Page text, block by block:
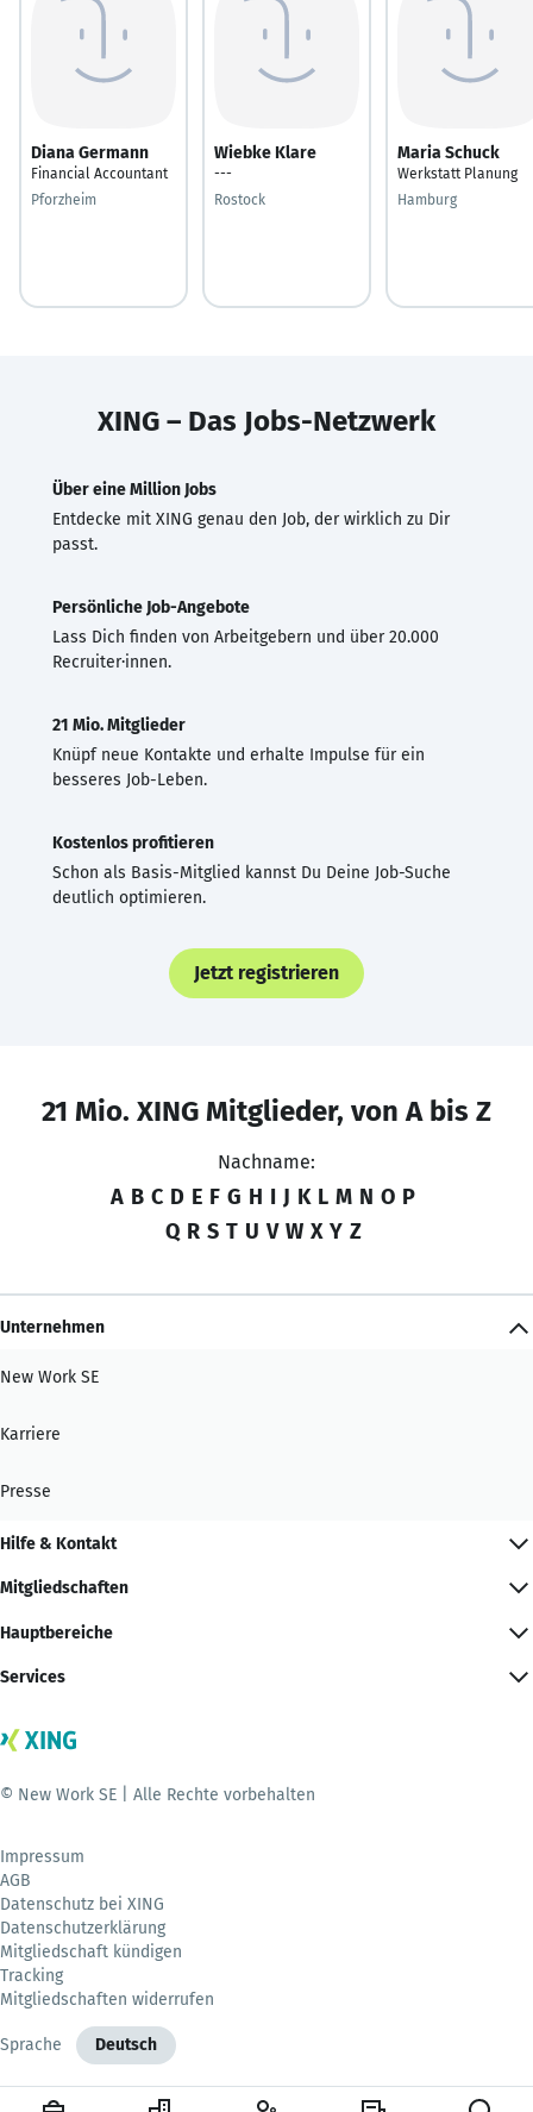
Diana Germann
Financial Accountant
Pforzheim
Wiebke Klare
---
Rostock
Maria Schuck
Werkstatt Planung
Hamburg
XING – Das Jobs-Netzwerk
Über eine Million Jobs
Entdecke mit XING genau den Job, der wirklich zu Dir
passt.
Persönliche Job-Angebote
Lass Dich finden von Arbeitgebern und über 20.000
Recruiter·innen.
21 Mio. Mitglieder
Knüpf neue Kontakte und erhalte Impulse für ein
besseres Job-Leben.
Kostenlos profitieren
Schon als Basis-Mitglied kannst Du Deine Job-Suche
deutlich optimieren.
Jetzt registrieren
21 Mio. XING Mitglieder, von A bis Z
Nachname:
A B C D E F G H I J K L M N O P
Q R S T U V W X Y Z
Unternehmen
New Work SE
Karriere
Presse
Hilfe & Kontakt
Mitgliedschaften
Hauptbereiche
Services
© New Work SE | Alle Rechte vorbehalten
Impressum
AGB
Datenschutz bei XING
Datenschutzerklärung
Mitgliedschaft kündigen
Tracking
Mitgliedschaften widerrufen
Sprache Deutsch